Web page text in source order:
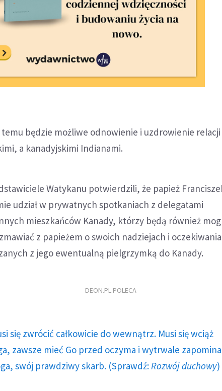
temu będzie możliwe odnowienie i uzdrowienie relacji
a kanadyjskimi Indianami.
Watykanu potwierdzili, że papież
udział w prywatnych spotkaniach z delegatami
mieszkańców Kanady, którzy będą również
z papieżem o swoich nadziejach i
z jego ewentualną pielgrzymką do Kanady.
DEON.PL POLECA
się zwrócić całkowicie do wewnątrz. Musi się wciąż
zawsze mieć Go przed oczyma i wytrwale
swój prawdziwy skarb. (Sprawdź: Rozwój duchowy)